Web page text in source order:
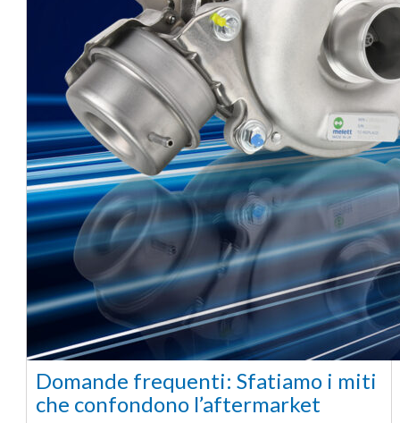
Domande frequenti: Sfatiamo i miti
che confondono l’aftermarket